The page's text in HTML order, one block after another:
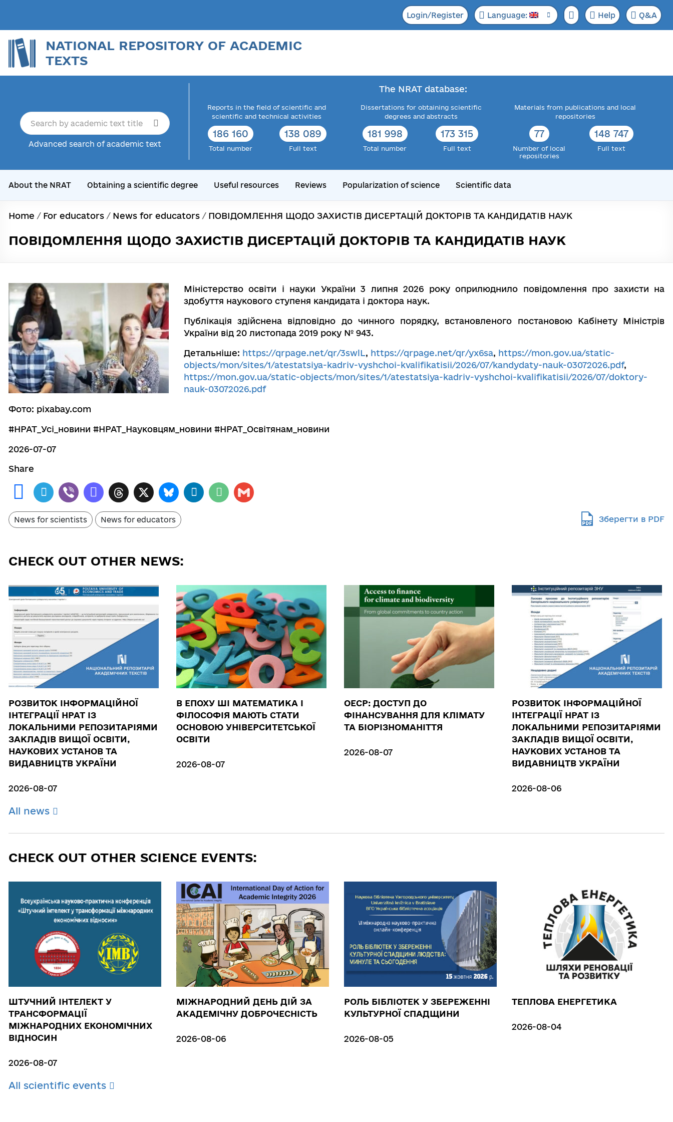
Login/Register Language: Help Q&A
NATIONAL REPOSITORY OF ACADEMIC
TEXTS
Advanced search of academic text
The NRAT database:
Reports in the field of scientific and
scientific and technical activities
186 160
Total number
138 089
Full text
Dissertations for obtaining scientific
degrees and abstracts
181 998
Total number
173 315
Full text
Materials from publications and local
repositories
77
Number of local
repositories
148 747
Full text
About the NRAT Obtaining a scientific degree Useful resources Reviews Popularization of science Scientific data
Home / For educators / News for educators / ПОВІДОМЛЕННЯ ЩОДО ЗАХИСТІВ ДИСЕРТАЦІЙ ДОКТОРІВ ТА КАНДИДАТІВ НАУК
ПОВІДОМЛЕННЯ ЩОДО ЗАХИСТІВ ДИСЕРТАЦІЙ ДОКТОРІВ ТА КАНДИДАТІВ НАУК
Міністерство освіти і науки України 3 липня 2026 року оприлюднило повідомлення про захисти на
здобуття наукового ступеня кандидата і доктора наук.
Публікація здійснена відповідно до чинного порядку, встановленого постановою Кабінету Міністрів
України від 20 листопада 2019 року № 943.
Детальніше: https://qrpage.net/qr/3swlL, https://qrpage.net/qr/yx6sa, https://mon.gov.ua/static-
objects/mon/sites/1/atestatsiya-kadriv-vyshchoi-kvalifikatisii/2026/07/kandydaty-nauk-03072026.pdf,
https://mon.gov.ua/static-objects/mon/sites/1/atestatsiya-kadriv-vyshchoi-kvalifikatisii/2026/07/doktory-
nauk-03072026.pdf
Фото: pixabay.com
#НРАТ_Усі_новини #НРАТ_Науковцям_новини #НРАТ_Освітянам_новини
2026-07-07
Share
Зберегти в PDF
News for scientists News for educators
CHECK OUT OTHER NEWS:
РОЗВИТОК ІНФОРМАЦІЙНОЇ
ІНТЕГРАЦІЇ НРАТ ІЗ
ЛОКАЛЬНИМИ РЕПОЗИТАРІЯМИ
ЗАКЛАДІВ ВИЩОЇ ОСВІТИ,
НАУКОВИХ УСТАНОВ ТА
ВИДАВНИЦТВ УКРАЇНИ
2026-08-07
В ЕПОХУ ШІ МАТЕМАТИКА І
ФІЛОСОФІЯ МАЮТЬ СТАТИ
ОСНОВОЮ УНІВЕРСИТЕТСЬКОЇ
ОСВІТИ
2026-08-07
ОЕСР: ДОСТУП ДО
ФІНАНСУВАННЯ ДЛЯ КЛІМАТУ
ТА БІОРІЗНОМАНІТТЯ
2026-08-07
РОЗВИТОК ІНФОРМАЦІЙНОЇ
ІНТЕГРАЦІЇ НРАТ ІЗ
ЛОКАЛЬНИМИ РЕПОЗИТАРІЯМИ
ЗАКЛАДІВ ВИЩОЇ ОСВІТИ,
НАУКОВИХ УСТАНОВ ТА
ВИДАВНИЦТВ УКРАЇНИ
2026-08-06
All news
CHECK OUT OTHER SCIENCE EVENTS:
ШТУЧНИЙ ІНТЕЛЕКТ У
ТРАНСФОРМАЦІЇ
МІЖНАРОДНИХ ЕКОНОМІЧНИХ
ВІДНОСИН
2026-08-07
МІЖНАРОДНИЙ ДЕНЬ ДІЙ ЗА
АКАДЕМІЧНУ ДОБРОЧЕСНІСТЬ
2026-08-06
РОЛЬ БІБЛІОТЕК У ЗБЕРЕЖЕННІ
КУЛЬТУРНОЇ СПАДЩИНИ
2026-08-05
ТЕПЛОВА ЕНЕРГЕТИКА
2026-08-04
All scientific events